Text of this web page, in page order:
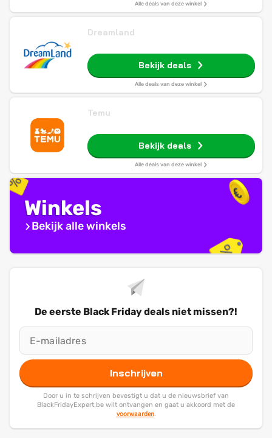
Alle deals van deze winkel
Dreamland
Bekijk deals
Alle deals van deze winkel
Temu
Bekijk deals
Alle deals van deze winkel
Winkels
Bekijk alle winkels
De eerste Black Friday deals niet missen?!
Inschrijven
Door u in te schrijven bevestigt u dat u de nieuwsbrief van
BlackFridayExpert.be wilt ontvangen en gaat u akkoord met de
voorwaarden.